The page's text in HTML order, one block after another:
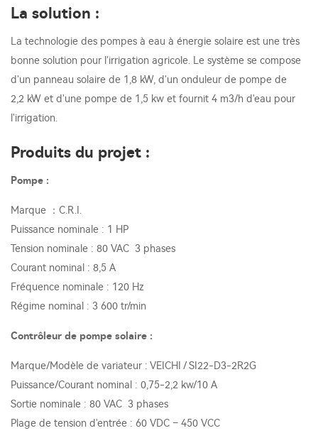
La solution :
La technologie des pompes à eau à énergie solaire est une très
bonne solution pour l'irrigation agricole. Le système se compose
d'un panneau solaire de 1,8 kW, d'un onduleur de pompe de
2,2 kW et d'une pompe de 1,5 kw et fournit 4 m3/h d'eau pour
l'irrigation.
Produits du projet :
Pompe :
Marque ：C.R.I.
Puissance nominale : 1 HP
Tension nominale : 80 VAC 3 phases
Courant nominal : 8,5 A
Fréquence nominale : 120 Hz
Régime nominal : 3 600 tr/min
Contrôleur de pompe solaire :
Marque/Modèle de variateur : VEICHI / SI22-D3-2R2G
Puissance/Courant nominal : 0,75-2,2 kw/10 A
Sortie nominale : 80 VAC 3 phases
Plage de tension d'entrée : 60 VDC – 450 VCC